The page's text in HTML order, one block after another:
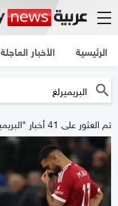
الرئيسية الأخبار العاجلة
تم العثور على 41 أخبار "البريميرلغ"